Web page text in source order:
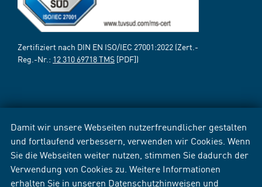
Damit wir unsere Webseiten nutzerfreundlicher gestalten
und fortlaufend verbessern, verwenden wir Cookies. Wenn
Sie die Webseiten weiter nutzen, stimmen Sie dadurch der
Verwendung von Cookies zu. Weitere Informationen
erhalten Sie in unseren Datenschutzhinweisen und
Zertifiziert nach DIN EN ISO/IEC 27001:2022 (Zert.-
Reg.-Nr.: 12 310 69718 TMS [PDF])